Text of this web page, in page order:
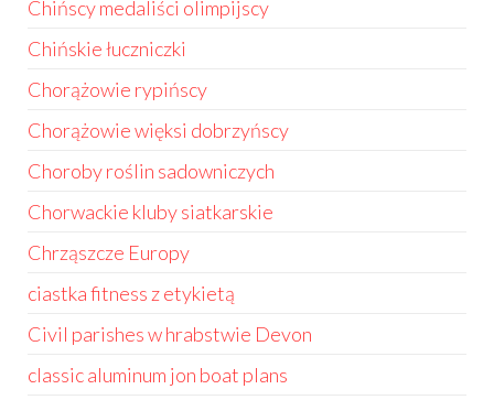
Chińscy medaliści olimpijscy
Chińskie łuczniczki
Chorążowie rypińscy
Chorążowie więksi dobrzyńscy
Choroby roślin sadowniczych
Chorwackie kluby siatkarskie
Chrząszcze Europy
ciastka fitness z etykietą
Civil parishes w hrabstwie Devon
classic aluminum jon boat plans